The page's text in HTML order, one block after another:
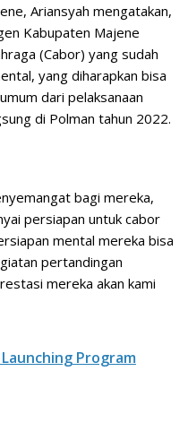
Ariansyah mengatakan,
Kabupaten Majene
(Cabor) yang sudah
yang diharapkan bisa
dari pelaksanaan
di Polman tahun 2022.
bagi mereka,
persiapan untuk cabor
mental mereka bisa
pertandingan
mereka akan kami
Program